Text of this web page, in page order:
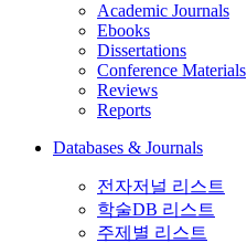
Academic Journals
Ebooks
Dissertations
Conference Materials
Reviews
Reports
Databases & Journals
전자저널 리스트
학술DB 리스트
주제별 리스트